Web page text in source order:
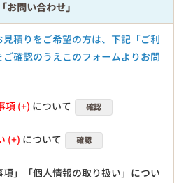
「お問い合わせ」
積りをご希望の方は、下記「ご利
確認のうえこのフォームよりお問
項 について 確認
について 確認
項」「個人情報の取り扱い」につい